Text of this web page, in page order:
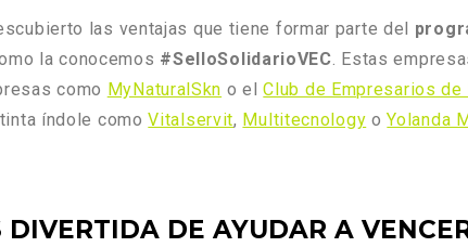
las ventajas que tiene formar parte del
la conocemos #SelloSolidarioVEC . Estas
como MyNaturalSkn o elClub de Empresarios de
índole comoVitalservit, Multitecnology oYolanda
DE AYUDAR A